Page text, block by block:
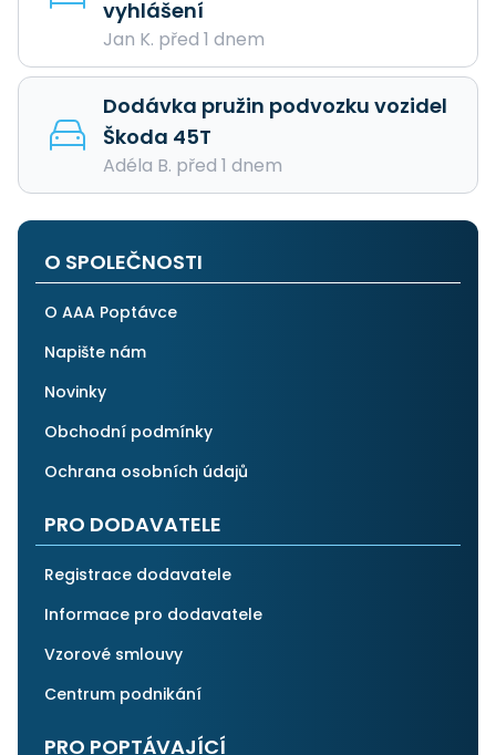
vyhlášení
Jan K. před 1 dnem
Dodávka pružin podvozku vozidel
Škoda 45T
Adéla B. před 1 dnem
O SPOLEČNOSTI
O AAA Poptávce
Napište nám
Novinky
Obchodní podmínky
Ochrana osobních údajů
PRO DODAVATELE
Registrace dodavatele
Informace pro dodavatele
Vzorové smlouvy
Centrum podnikání
PRO POPTÁVAJÍCÍ